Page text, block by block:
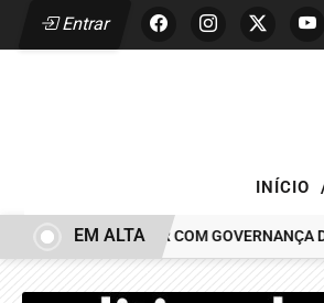
Entrar
INÍCIO
TEM MAIS A VER COM GOVERNANÇA DO
EM ALTA